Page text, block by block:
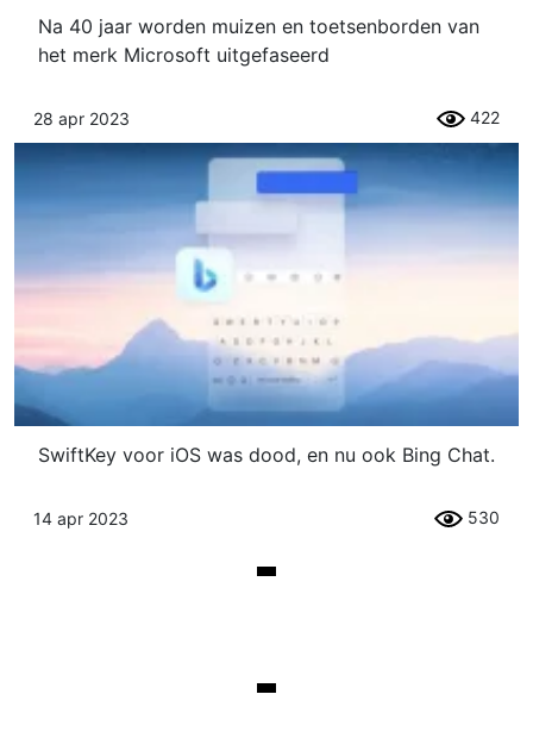
Na 40 jaar worden muizen en toetsenborden van
het merk Microsoft uitgefaseerd
28 apr 2023 422
SwiftKey voor iOS was dood, en nu ook Bing Chat.
14 apr 2023 530